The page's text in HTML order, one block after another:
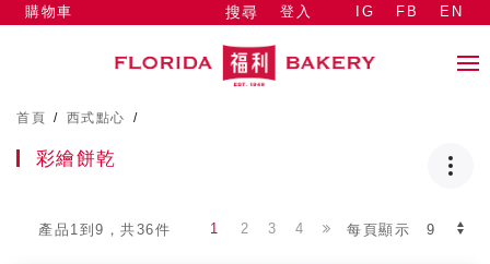
搜尋 登入
購物車 IG FB EN
首頁 / 西式點心 /
彩繪餅乾
產品1到9，共36件 每頁顯示
1 2 3 4